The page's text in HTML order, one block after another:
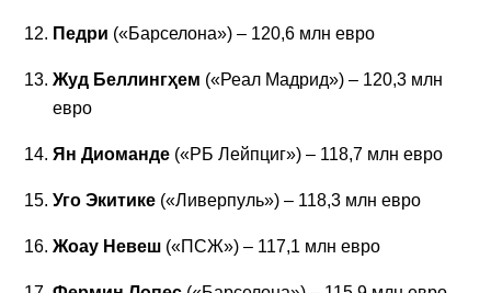
Педри («Барселона») – 120,6 млн евро
Жуд Беллингҳем («Реал Мадрид») – 120,3 млн
евро
Ян Диоманде («РБ Лейпциг») – 118,7 млн евро
Уго Экитике («Ливерпуль») – 118,3 млн евро
Жоау Невеш («ПСЖ») – 117,1 млн евро